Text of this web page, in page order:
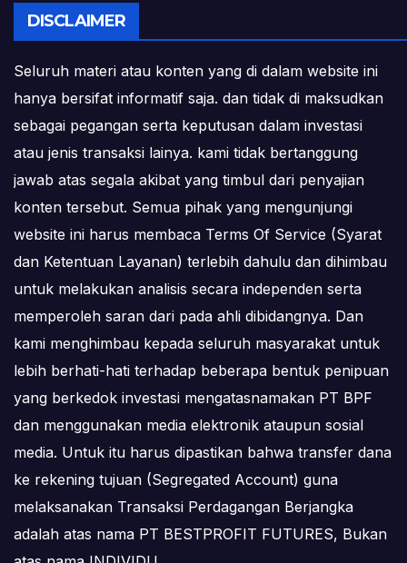
DISCLAIMER
Seluruh materi atau konten yang di dalam website ini
hanya bersifat informatif saja. dan tidak di maksudkan
sebagai pegangan serta keputusan dalam investasi
atau jenis transaksi lainya. kami tidak bertanggung
jawab atas segala akibat yang timbul dari penyajian
konten tersebut. Semua pihak yang mengunjungi
website ini harus membaca Terms Of Service (Syarat
dan Ketentuan Layanan) terlebih dahulu dan dihimbau
untuk melakukan analisis secara independen serta
memperoleh saran dari pada ahli dibidangnya. Dan
kami menghimbau kepada seluruh masyarakat untuk
lebih berhati-hati terhadap beberapa bentuk penipuan
yang berkedok investasi mengatasnamakan PT BPF
dan menggunakan media elektronik ataupun sosial
media. Untuk itu harus dipastikan bahwa transfer dana
ke rekening tujuan (Segregated Account) guna
melaksanakan Transaksi Perdagangan Berjangka
adalah atas nama PT BESTPROFIT FUTURES, Bukan